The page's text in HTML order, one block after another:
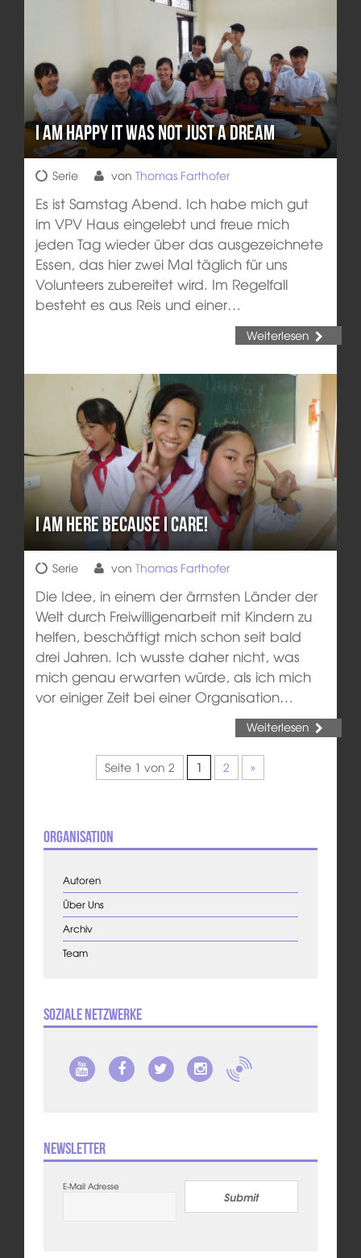
I am happy it was not just a dream
Serie von Thomas Farthofer
Es ist Samstag Abend. Ich habe mich gut
im VPV Haus eingelebt und freue mich
jeden Tag wieder über das ausgezeichnete
Essen, das hier zwei Mal täglich für uns
Volunteers zubereitet wird. Im Regelfall
besteht es aus Reis und einer…
Weiterlesen
I am here because I care!
Serie von Thomas Farthofer
Die Idee, in einem der ärmsten Länder der
Welt durch Freiwilligenarbeit mit Kindern zu
helfen, beschäftigt mich schon seit bald
drei Jahren. Ich wusste daher nicht, was
mich genau erwarten würde, als ich mich
vor einiger Zeit bei einer Organisation…
Weiterlesen
Seite 1 von 2 1 2 »
Organisation
Autoren
Über Uns
Archiv
Team
Soziale Netzwerke
Newsletter
E-Mail Adresse
Submit